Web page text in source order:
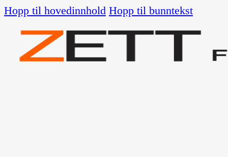
Hopp til hovedinnhold Hopp til bunntekst